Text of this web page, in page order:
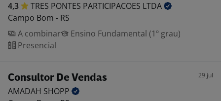
4,3 TRES PONTES PARTICIPACOES LTDA
Campo Bom - RS
A combinar
Ensino Fundamental (1º grau)
Presencial
Consultor De Vendas 29 jul
AMADAH SHOPP